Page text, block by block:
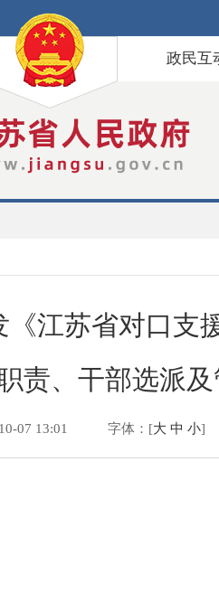
政民互
江苏省对口支
责、干部选派
07 13:01 字体：[大 中 小]